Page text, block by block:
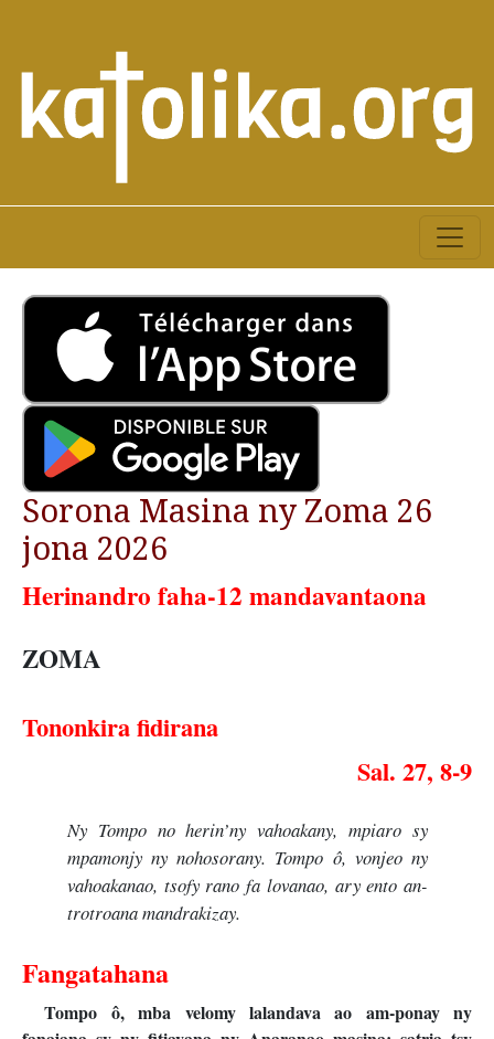
Sorona Masina ny Zoma 26
jona 2026
Herinandro faha-12 mandavantaona
ZOMA
Tononkira fidirana
Sal. 27, 8-9
Ny Tompo no herin’ny vahoakany, mpiaro sy
mpamonjy ny nohosorany. Tompo ô, vonjeo ny
vahoakanao, tsofy rano fa lovanao, ary ento an-
trotroana mandrakizay.
Fangatahana
Tompo ô, mba velomy lalandava ao am-ponay ny